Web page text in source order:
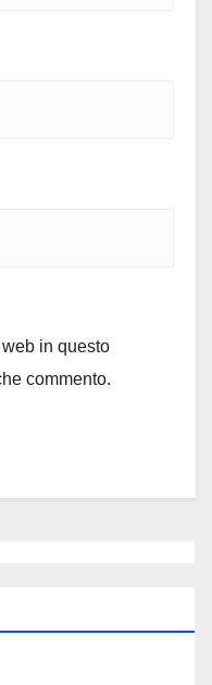
in questo
commento.